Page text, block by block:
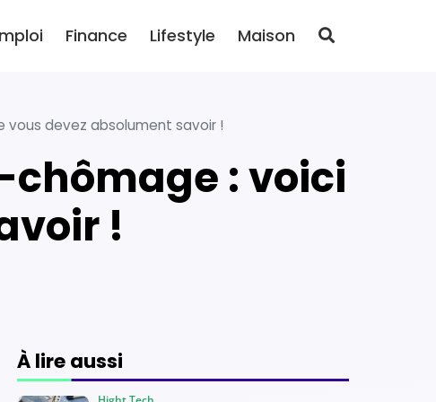
Finance Lifestyle Maison
vous devez absolument savoir !
!
À lire aussi